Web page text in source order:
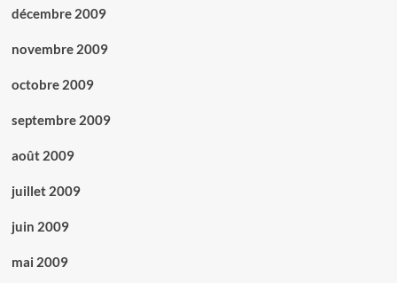
décembre 2009
novembre 2009
octobre 2009
septembre 2009
août 2009
juillet 2009
juin 2009
mai 2009